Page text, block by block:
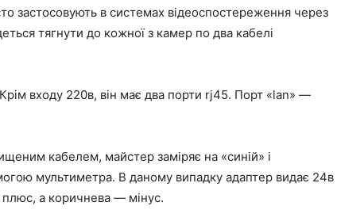
застосовують в системах відеоспостереження через
тягнути до кожної з камер по два кабелі
входу 220в, він має два порти rj45. Порт «lan» —
кабелем, майстер заміряє на «синій» і
мультиметра. В даному випадку адаптер видає 24в
а коричнева — мінус.